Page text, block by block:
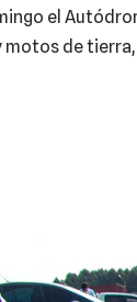
el
motos de